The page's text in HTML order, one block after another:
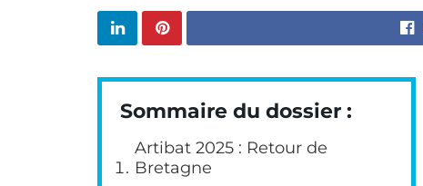
Sommaire du dossier :
Artibat 2025 : Retour de
Bretagne